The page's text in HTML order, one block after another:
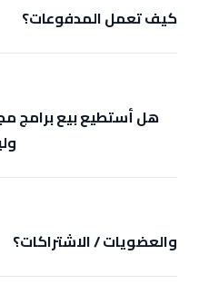
كيف تعمل المدفوعات؟
هل أستطيع بيع برامج
والعضويات / الاشتراكات؟